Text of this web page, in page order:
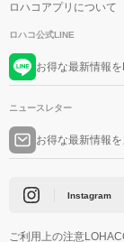
ロハコアプリについて
ロハコ公式LINE
お得な最新情報
ニュースレター
お得な最新情報
Instagram
ご利用上の注意